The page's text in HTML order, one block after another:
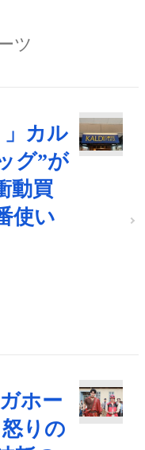
ツ
」カル
グ”が
動買
使い
ホー
りの